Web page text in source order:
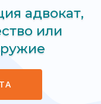
адвокат,
или